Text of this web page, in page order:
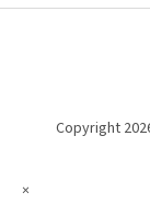
Copyright
×